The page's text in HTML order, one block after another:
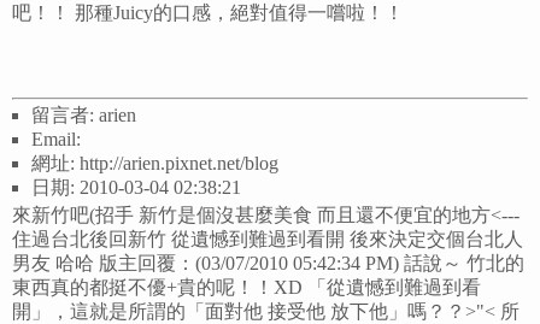
吧！！ 那種Juicy的口感，絕對值得一嚐啦！！
留言者: arien
Email:
網址: http://arien.pixnet.net/blog
日期: 2010-03-04 02:38:21
來新竹吧(招手 新竹是個沒甚麼美食 而且還不便宜的地方<---
住過台北後回新竹 從遺憾到難過到看開 後來決定交個台北人
男友 哈哈 版主回覆：(03/07/2010 05:42:34 PM) 話說～ 竹北的
東西真的都挺不優+貴的呢！！XD 「從遺憾到難過到看
開」，這就是所謂的「面對他 接受他 放下他」嗎？？>"< 所